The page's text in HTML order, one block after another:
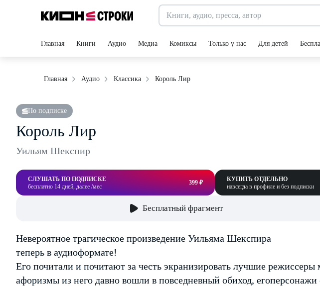
Главная Книги Аудио Медиа Комиксы Только у нас Для детей
Главная Аудио Классика Король Лир
По подписке
Король Лир
Уильям Шекспир
СЛУШАТЬ ПО ПОДПИСКЕ
бесплатно 14 дней, далее /мес
399 ₽
КУПИТЬ ОТДЕЛЬНО
навсегда в профиле и без подписки
Бесплатный фрагмент
Невероятное трагическое произведение Уильяма Шекспира
теперь в аудиоформате!
Его почитали и почитают за честь экранизировать лучшие
афоризмы из него давно вошли в повседневный обиход, егоперсонажи